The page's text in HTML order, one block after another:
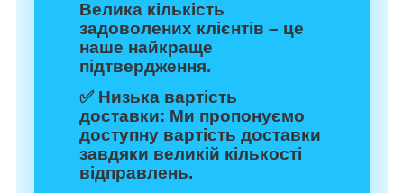
Велика кількість
задоволених клієнтів – це
наше найкраще
підтвердження.
✅ Низька вартість
доставки: Ми пропонуємо
доступну вартість доставки
завдяки великій кількості
відправлень.